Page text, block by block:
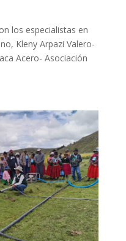
los especialistas en
Kleny Arpazi Valero-
Acero- Asociación